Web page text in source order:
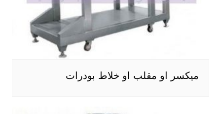
ميكسر او مقلب او خلاط بودرات